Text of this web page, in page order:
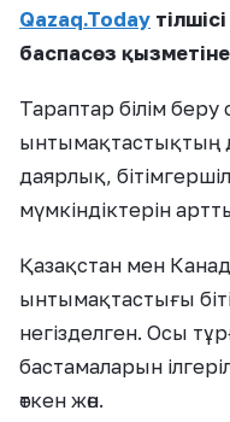
Qazaq.Today
баспасөз
Тараптар білім
ынтымақтастықтың
даярлық,
мүмкіндіктерін
Қазақстан мен
ынтымақтастығы
негізделген. Осы
бастамаларын
өткен жөн.